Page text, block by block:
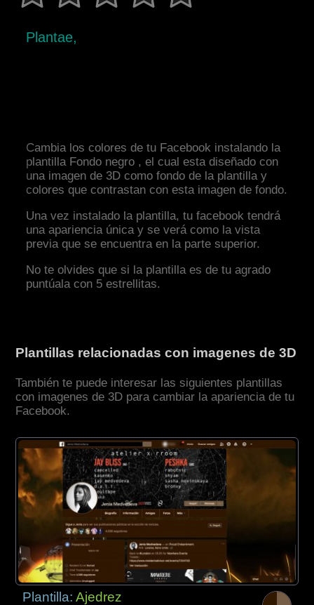
Plantae,
Cambia los colores de tu Facebook instalando la
plantilla Fondo negro , el cual esta diseñado con
una imagen de 3D como fondo de la plantilla y
colores que contrastan con esta imagen de fondo.
Una vez instalado la plantilla, tu facebook tendrá
una apariencia única y se verá como la vista
previa que se encuentra en la parte superior.
No te olvides que si la plantilla es de tu agrado
puntúala con 5 estrellitas.
Plantillas relacionadas con imagenes de 3D
También te puede interesar las siguientes plantillas
con imagenes de 3D para cambiar la apariencia de tu
Facebook.
Plantilla:Ajedrez